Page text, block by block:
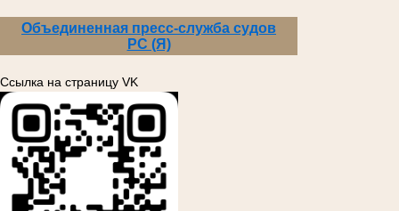
Объединенная пресс-служба судов
РС (Я)
Ссылка на страницу VK